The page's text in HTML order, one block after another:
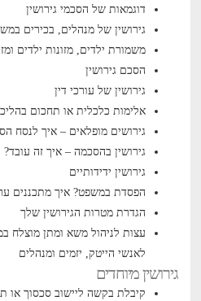
דוגמאות של הסכמי גירושין
גירושין של מנהלים, בכירים במשק
משמורת ילדים, מזונות ילדים
הסכם גירושין
גירושין של עורכי דין
אלימות כלכלית או תחכום בהליכי
גירושים מופלאים – איך לנסח
גירושין בהסכמה – איך זה עובד?
גירושין ידידותיים
הפסדת במשפט? איך מתכננים
הגדרת מטרות הגירושין שלך
עצות לניהול משא ומתן מוצלח
לאנשי הייטק, יזמים ומנהלים
גירושין מיוחדים
קיבלת בקשה ליישוב סכסוך או